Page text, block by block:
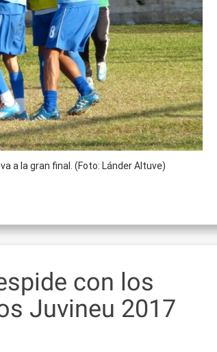
a la gran final. (Foto: Lánder Altuve)
con los
Juvineu 2017